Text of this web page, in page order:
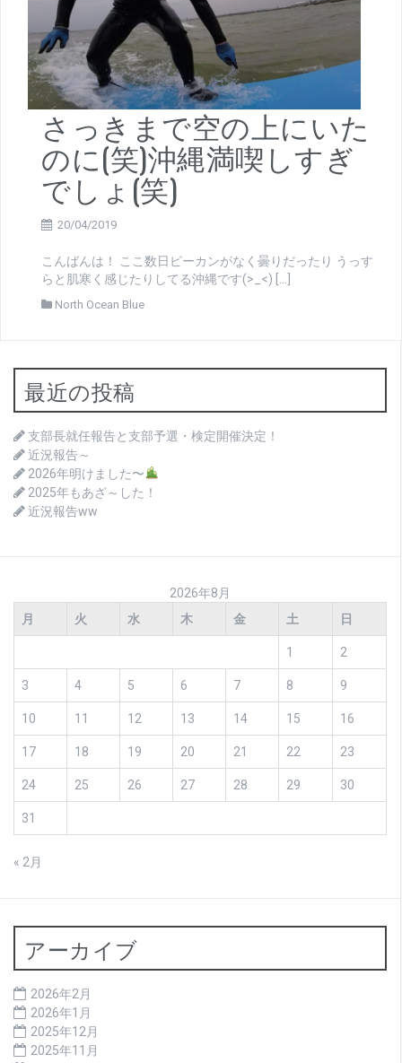
さっきまで空の上にいた
のに(笑)沖縄満喫しすぎ
でしょ(笑)
20/04/2019
こんばんは！ ここ数日ピーカンがなく曇りだったり うっす
らと肌寒く感じたりしてる沖縄です(>_<) […]
North Ocean Blue
最近の投稿
支部長就任報告と支部予選・検定開催決定！
近況報告～
2026年明けました〜
2025年もあざ～した！
近況報告ww
2026年8月
月
火 水 木 金 土 日
1 2
3 4 5 6 7 8 9
10 11 12 13 14 15 16
17 18 19 20 21 22 23
24 25 26 27 28 29 30
31
« 2月
アーカイブ
2026年2月
2026年1月
2025年12月
2025年11月